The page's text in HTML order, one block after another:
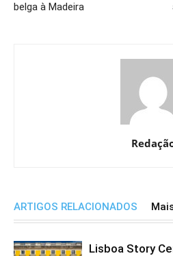
belga à Madeira
ARTIGOS RELACIONADOS
Lisboa Story